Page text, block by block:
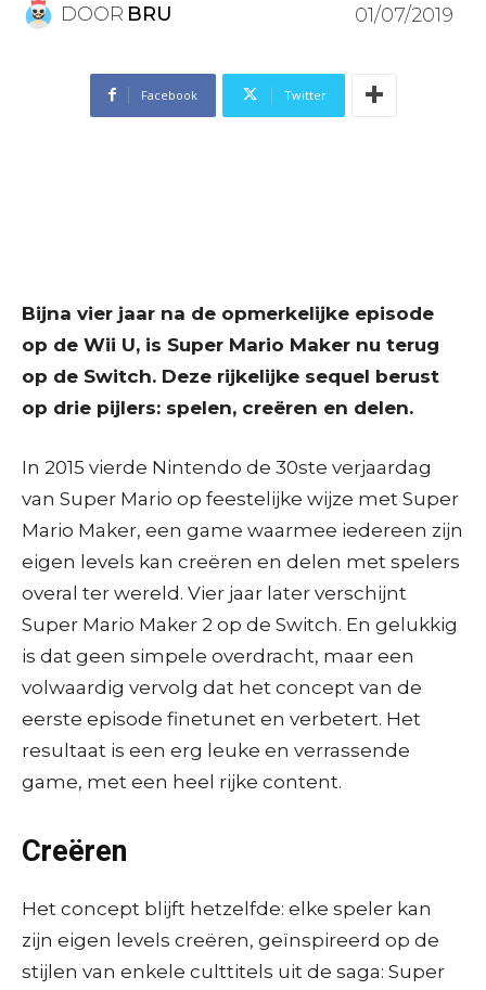
DOOR BRU 01/07/2019
Facebook Twitter
Bijna vier jaar na de opmerkelijke episode
op de Wii U, is Super Mario Maker nu terug
op de Switch. Deze rijkelijke sequel berust
op drie pijlers: spelen, creëren en delen.
In 2015 vierde Nintendo de 30ste verjaardag
van Super Mario op feestelijke wijze met Super
Mario Maker, een game waarmee iedereen zijn
eigen levels kan creëren en delen met spelers
overal ter wereld. Vier jaar later verschijnt
Super Mario Maker 2 op de Switch. En gelukkig
is dat geen simpele overdracht, maar een
volwaardig vervolg dat het concept van de
eerste episode finetunet en verbetert. Het
resultaat is een erg leuke en verrassende
game, met een heel rijke content.
Creëren
Het concept blijft hetzelfde: elke speler kan
zijn eigen levels creëren, geïnspireerd op de
stijlen van enkele culttitels uit de saga: Super